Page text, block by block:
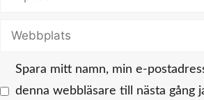
Webbplats
Spara mitt namn, min e-
denna webbläsare till nästa gång